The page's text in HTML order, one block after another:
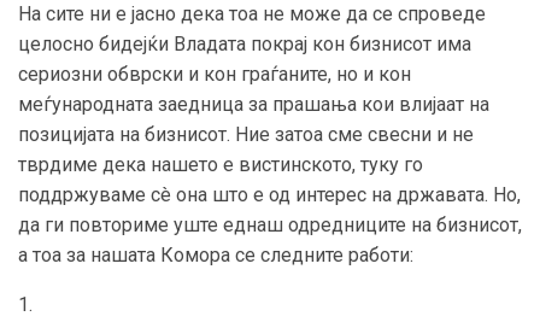
На сите ни е јасно дека тоа не може да се спроведе
целосно бидејќи Владата покрај кон бизнисот има
сериозни обврски и кон граѓаните, но и кон
меѓународната заедница за прашања кои влијаат на
позицијата на бизнисот. Ние затоа сме свесни и не
тврдиме дека нашето е вистинското, туку го
поддржуваме сè она што е од интерес на државата. Но,
да ги повториме уште еднаш одредниците на бизнисот,
а тоа за нашата Комора се следните работи:
1.